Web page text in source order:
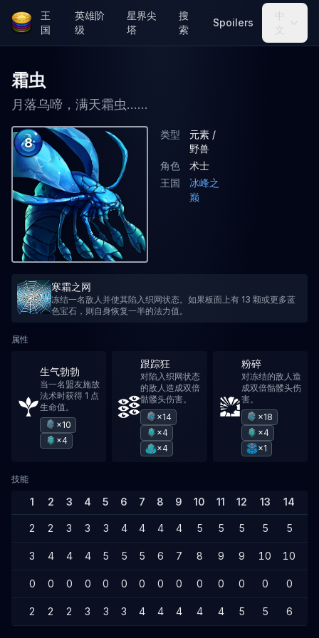
王
国
英雄阶
级
星界尖
塔
搜
索
Spoilers
中
文
霜虫
月落乌啼，满天霜虫......
8
类型
元素 /
野兽
角色
术士
王国
冰峰之
巅
寒霜之网
冻结一名敌人并使其陷入织网状态。如果板面上有 13 颗或更多蓝
色宝石，则自身恢复一半的法力值。
属性
生气勃勃
当一名盟友施放
法术时获得 1 点
生命值。
×10
×4
跟踪狂
对陷入织网状态
的敌人造成双倍
骷髅头伤害。
×14
×4
×4
粉碎
对冻结的敌人造
成双倍骷髅头伤
害。
×18
×4
×1
技能
1 2 3 4 5 6 7 8 9 10 11 12 13 14
2 2 3 3 3 4 4 4 4 5 5 5 5 5
3 4 4 4 5 5 5 6 7 8 9 9 10 10
0 0 0 0 0 0 0 0 0 0 0 0 0 0
2 2 2 3 3 3 4 4 4 4 4 5 5 6